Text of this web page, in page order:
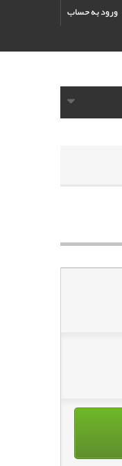
ورود به حساب